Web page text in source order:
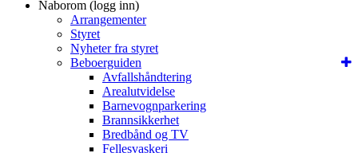
Naborom (logg inn)
Arrangementer
Styret
Nyheter fra styret
Beboerguiden
Avfallshåndtering
Arealutvidelse
Barnevognparkering
Brannsikkerhet
Bredbånd og TV
Fellesvaskeri